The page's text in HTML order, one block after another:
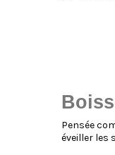
Pensée
éveiller les